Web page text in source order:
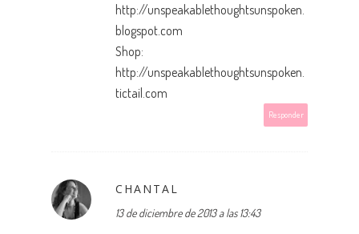
http://unspeakablethoughtsunspoken.
blogspot.com
Shop:
http://unspeakablethoughtsunspoken.
tictail.com
Responder
CHANTAL
13 de diciembre de 2013 a las 13:43